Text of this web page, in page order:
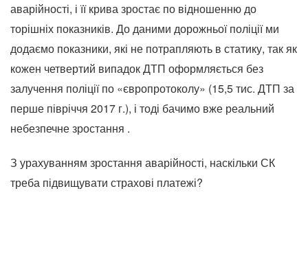
аварійності, і її крива зростає по відношенню до
торішніх показників. До даними дорожньої поліції ми
додаємо показники, які не потрапляють в статику, так як
кожен четвертий випадок ДТП оформляється без
залучення поліції по «європротоколу» (15,5 тис. ДТП за
перше півріччя 2017 г.), і тоді бачимо вже реальний
небезпечне зростання .
З урахуванням зростання аварійності, наскільки СК
треба підвищувати страхові платежі?